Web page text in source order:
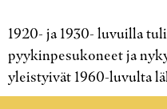
1920- ja 1930- luvuilla
pyykinpesukoneet ja
yleistyivät 1960-luvulta